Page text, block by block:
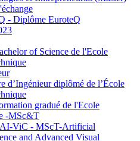
- Diplôme EuroteQ
of Science de l'Ecole
d’Ingénieur diplômé de l’École
gradué de l'Ecole
-MSc&T
ViC - MScT-Artificial
and Advanced Visual